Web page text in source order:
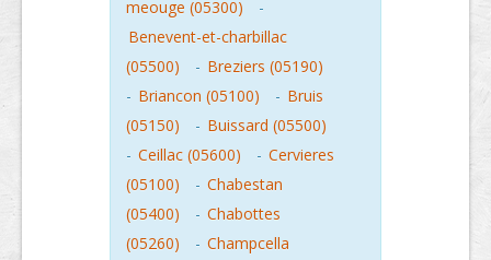
meouge (05300)
-
Benevent-et-charbillac
(05500)
- Breziers (05190)
- Briancon (05100) - Bruis
(05150)
- Buissard (05500)
- Ceillac (05600) - Cervieres
(05100)
- Chabestan
(05400)
- Chabottes
(05260)
- Champcella